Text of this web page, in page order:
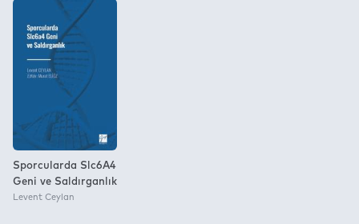
Sporcularda Slc6A4
Geni ve Saldırganlık
Levent Ceylan